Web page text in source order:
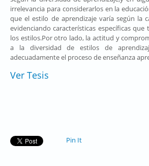
irrelevancia para considerarlos en la
que el estilo de aprendizaje varía según la
evidenciando características específicas
los estilos.Por otro lado, la actitud y
a la diversidad de estilos de
adecuadamente el proceso de enseñanza
Ver Tesis
Pin It